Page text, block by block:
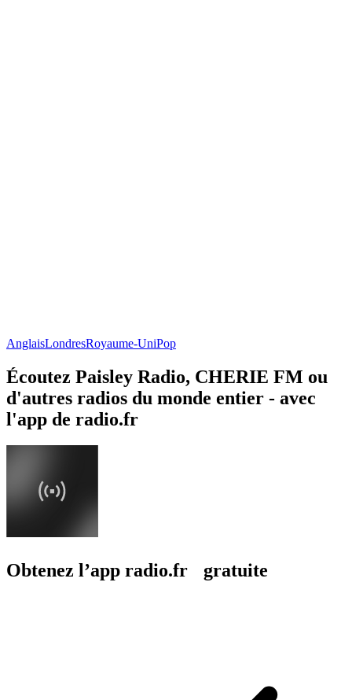
AnglaisLondresRoyaume-UniPop
Écoutez Paisley Radio, CHERIE FM ou
d'autres radios du monde entier - avec
l'app de radio.fr
Obtenez l’app radio.fr gratuite